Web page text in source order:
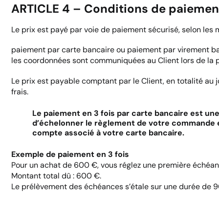
ARTICLE 4 – Conditions de
Le prix est payé par voie de paiement sécurisé, selon les
paiement par carte bancaire ou paiement par virement
les coordonnées sont communiquées au Client lors de la
Le prix est payable comptant par le Client, en totalité au
frais.
Le paiement en 3 fois par carte bancaire est
d’échelonner le règlement de votre
compte associé à votre carte bancaire.
Exemple de paiement en 3 fois
Pour un achat de 600 €, vous réglez une première
Montant total dû : 600 €.
Le prélèvement des échéances s’étale sur une durée